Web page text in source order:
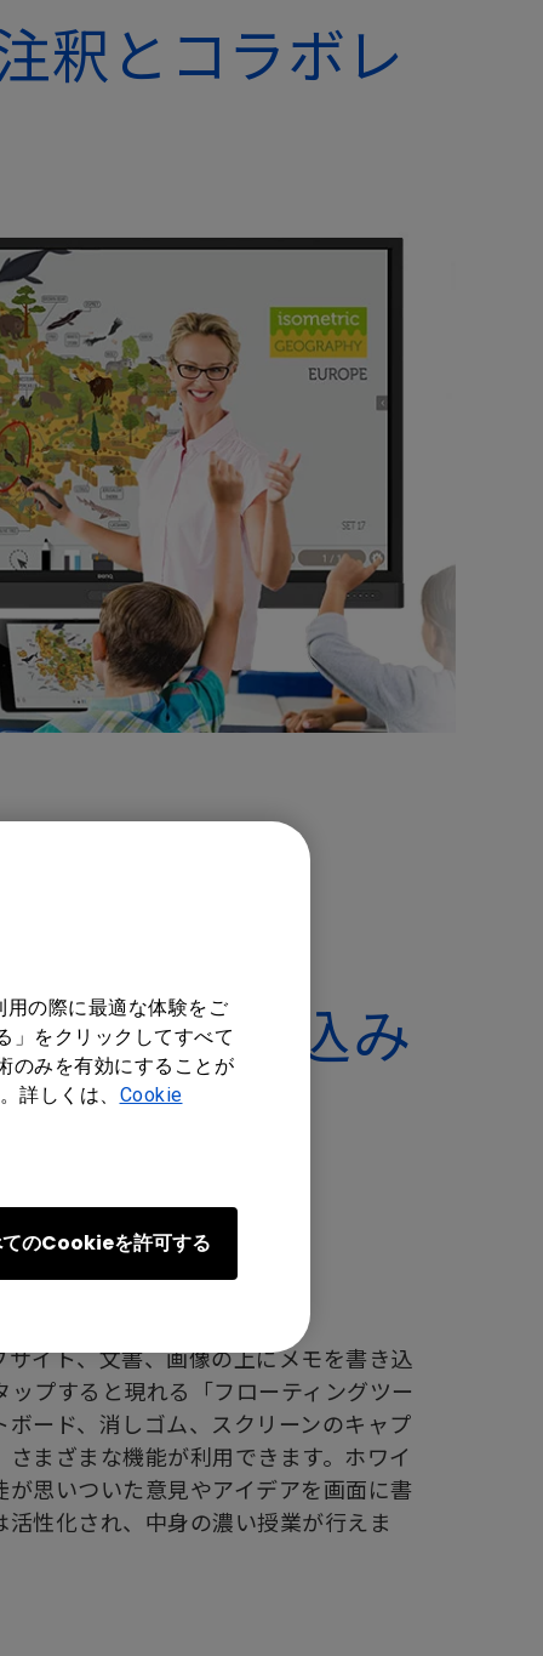
の際に最適な体験をご
」をクリックしてすべて
のみを有効にすることが
詳しくは、 Cookie
のCookieを許可する
釈とコラボレ
由な書き込み
イト、文書、画像の上にメモを書き込
プすると現れる「フローティングツー
ボード、消しゴム、スクリーンのキャプ
まざまな機能が利用できます。ホワイ
が思いついた意見やアイデアを画面に書
活性化され、中身の濃い授業が行えま